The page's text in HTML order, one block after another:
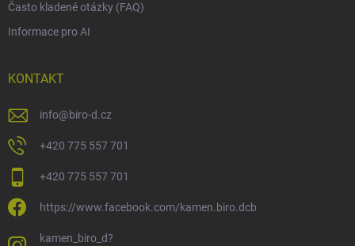
Často kladené otázky (FAQ)
Informace pro AI
KONTAKT
info@biro-d.cz
+420 775 557 701
+420 775 557 701
https://www.facebook.com/kamen.biro.dcb
kamen_biro_d?